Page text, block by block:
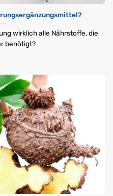
wirklich alle Nährstoffe, die
benötigt?